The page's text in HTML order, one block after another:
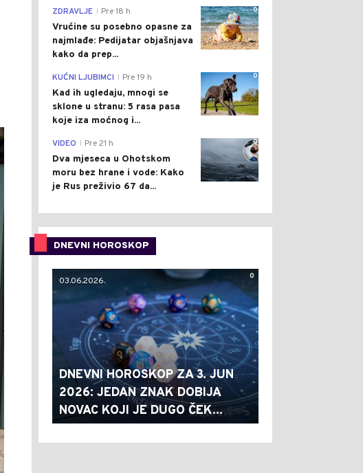
0
ZDRAVLJE Pre 18 h
Vrućine su posebno opasne za
najmlađe: Pedijatar objašnjava
kako da prep...
0
KUĆNI LJUBIMCI Pre 19 h
Kad ih ugledaju, mnogi se
sklone u stranu: 5 rasa pasa
koje iza moćnog i...
0
VIDEO Pre 21 h
Dva mjeseca u Ohotskom
moru bez hrane i vode: Kako
je Rus preživio 67 da...
DNEVNI HOROSKOP
0
03.06.2026.
DNEVNI HOROSKOP ZA 3. JUN
2026: JEDAN ZNAK DOBIJA
NOVAC KOJI JE DUGO ČEK...